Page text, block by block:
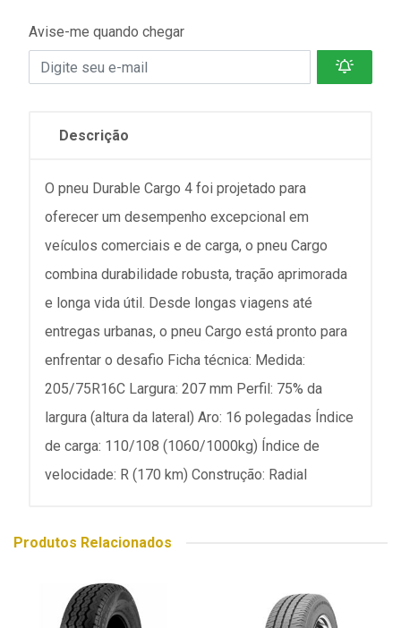
Avise-me quando chegar
Descrição
O pneu Durable Cargo 4 foi projetado para
oferecer um desempenho excepcional em
veículos comerciais e de carga, o pneu Cargo
combina durabilidade robusta, tração aprimorada
e longa vida útil. Desde longas viagens até
entregas urbanas, o pneu Cargo está pronto para
enfrentar o desafio Ficha técnica: Medida:
205/75R16C Largura: 207 mm Perfil: 75% da
largura (altura da lateral) Aro: 16 polegadas Índice
de carga: 110/108 (1060/1000kg) Índice de
velocidade: R (170 km) Construção: Radial
Produtos Relacionados